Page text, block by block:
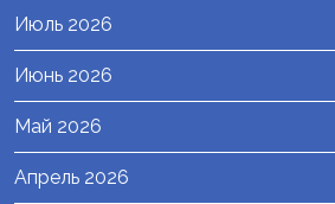
Июль 2026
Июнь 2026
Май 2026
Апрель 2026